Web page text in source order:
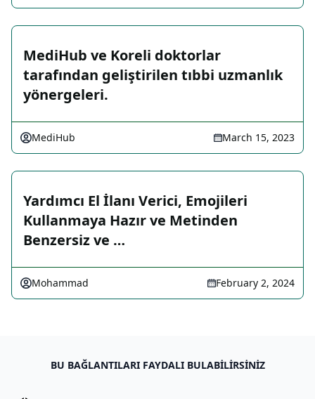
MediHub ve Koreli doktorlar
tarafından geliştirilen tıbbi uzmanlık
yönergeleri.
MediHub March 15, 2023
Yardımcı El İlanı Verici, Emojileri
Kullanmaya Hazır ve Metinden
Benzersiz ve …
Mohammad February 2, 2024
BU BAĞLANTILARI FAYDALI BULABILIRSINIZ